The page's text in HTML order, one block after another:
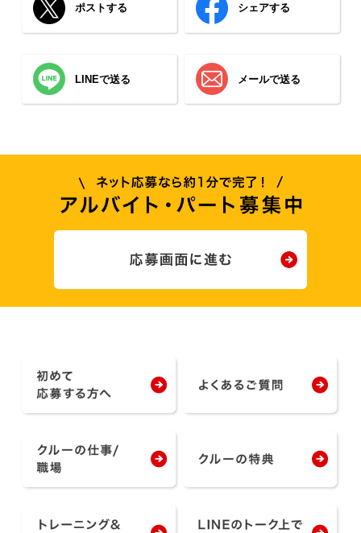
ポストする シェアする
LINEで送る メールで送る